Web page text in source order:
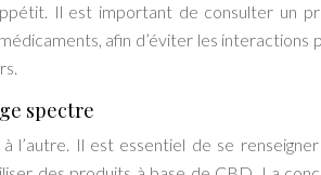
Il est important de consulter un
afin d’éviter les interactions
spectre
l’autre. Il est essentiel de se